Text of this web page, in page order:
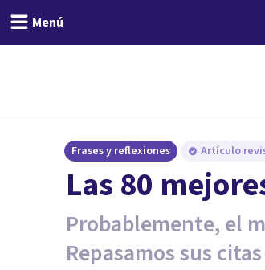
Menú
Frases y reflexiones Artículo
Las 80
Probablemente, el
Repasamos sus